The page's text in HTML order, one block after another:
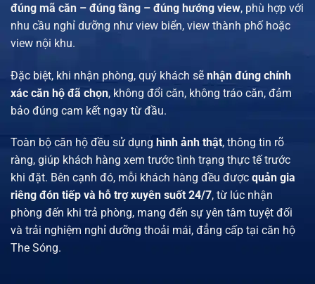
đúng mã căn – đúng tầng – đúng hướng view, phù hợp với
nhu cầu nghỉ dưỡng như view biển, view thành phố hoặc
view nội khu.
Đặc biệt, khi nhận phòng, quý khách sẽ nhận đúng chính
xác căn hộ đã chọn, không đổi căn, không tráo căn, đảm
bảo đúng cam kết ngay từ đầu.
Toàn bộ căn hộ đều sử dụng hình ảnh thật, thông tin rõ
ràng, giúp khách hàng xem trước tình trạng thực tế trước
khi đặt. Bên cạnh đó, mỗi khách hàng đều được quản gia
riêng đón tiếp và hỗ trợ xuyên suốt 24/7, từ lúc nhận
phòng đến khi trả phòng, mang đến sự yên tâm tuyệt đối
và trải nghiệm nghỉ dưỡng thoải mái, đẳng cấp tại căn hộ
The Sóng.